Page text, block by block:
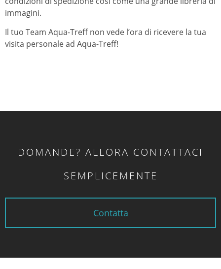
immagini.
Il tuo Team Aqua-Treff non vede l’ora di ricevere la tua
visita personale ad Aqua-Treff!
DOMANDE? ALLORA CONTATTACI
SEMPLICEMENTE
Contatta